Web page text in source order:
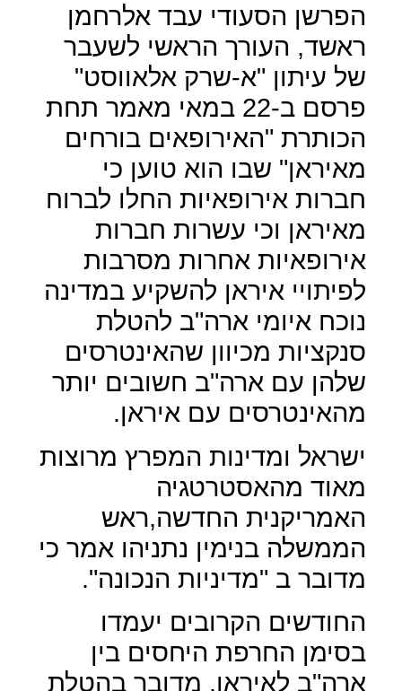
הפרשן הסעודי עבד אלרחמן
ראשד, העורך הראשי לשעבר
של עיתון "א-שרק אלאווסט"
פרסם ב-22 במאי מאמר תחת
הכותרת "האירופאים בורחים
מאיראן" שבו הוא טוען כי
חברות אירופאיות החלו לברוח
מאיראן וכי עשרות חברות
אירופאיות אחרות מסרבות
לפיתויי איראן להשקיע במדינה
נוכח איומי ארה"ב להטלת
סנקציות מכיוון שהאינטרסים
שלהן עם ארה"ב חשובים יותר
מהאינטרסים עם איראן.
ישראל ומדינות המפרץ מרוצות
מאוד מהאסטרטגיה
האמריקנית החדשה,ראש
הממשלה בנימין נתניהו אמר כי
מדובר ב "מדיניות הנכונה".
החודשים הקרובים יעמדו
בסימן החרפת היחסים בין
ארה"ב לאיראן, מדובר בהטלת